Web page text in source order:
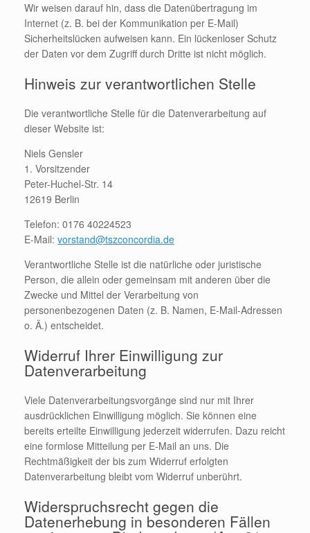
Wir weisen darauf hin, dass die Datenübertragung im
Internet (z. B. bei der Kommunikation per E-Mail)
Sicherheitslücken aufweisen kann. Ein lückenloser Schutz
der Daten vor dem Zugriff durch Dritte ist nicht möglich.
Hinweis zur verantwortlichen Stelle
Die verantwortliche Stelle für die Datenverarbeitung auf
dieser Website ist:
Niels Gensler
1. Vorsitzender
Peter-Huchel-Str. 14
12619 Berlin
Telefon: 0176 40224523
E-Mail: vorstand@tszconcordia.de
Verantwortliche Stelle ist die natürliche oder juristische
Person, die allein oder gemeinsam mit anderen über die
Zwecke und Mittel der Verarbeitung von
personenbezogenen Daten (z. B. Namen, E-Mail-Adressen
o. Ä.) entscheidet.
Widerruf Ihrer Einwilligung zur
Datenverarbeitung
Viele Datenverarbeitungsvorgänge sind nur mit Ihrer
ausdrücklichen Einwilligung möglich. Sie können eine
bereits erteilte Einwilligung jederzeit widerrufen. Dazu reicht
eine formlose Mitteilung per E-Mail an uns. Die
Rechtmäßigkeit der bis zum Widerruf erfolgten
Datenverarbeitung bleibt vom Widerruf unberührt.
Widerspruchsrecht gegen die
Datenerhebung in besonderen Fällen